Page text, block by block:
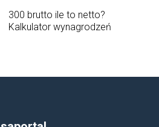
300 brutto ile to netto?
Kalkulator wynagrodzeń